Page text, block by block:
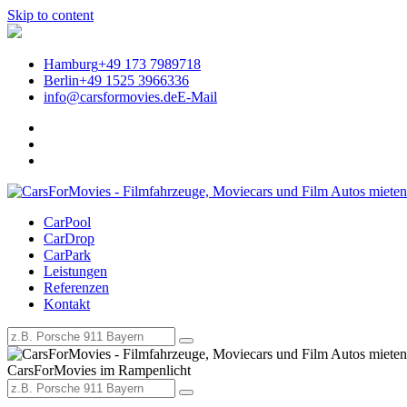
Skip to content
Hamburg+49 173 7989718
Berlin+49 1525 3966336
info@carsformovies.deE-Mail
Referenzen | CarsForMovies
CarPool
CarDrop
CarPark
Leistungen
Referenzen
Kontakt
CarsForMovies im Rampenlicht